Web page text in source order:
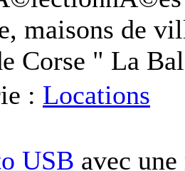
maisons de
Corse " La
: Locations
USB avec